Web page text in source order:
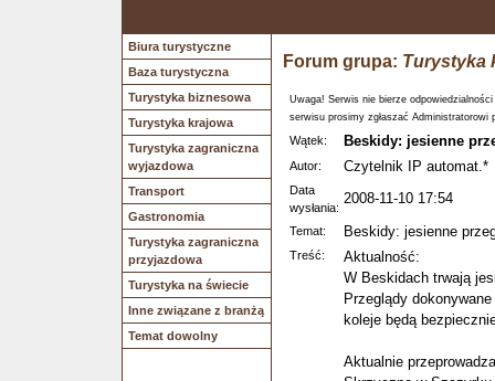
Biura turystyczne
Baza turystyczna
Turystyka biznesowa
Turystyka krajowa
Turystyka zagraniczna
wyjazdowa
Transport
Gastronomia
Turystyka zagraniczna
przyjazdowa
Turystyka na świecie
Inne związane z branżą
Temat dowolny
Forum grupa: Turystyka
Uwaga! Serwis nie bierze
serwisu prosimy zgłaszać Administratorowi
Wątek: Beskidy: jesienne
Autor: Czytelnik IP automat.*
Data
wysłania:
2008-11-10 17:54
Temat: Beskidy: jesienne
Treść:
Aktualność:
W Beskidach trwają
Przeglądy
koleje będą
Aktualnie